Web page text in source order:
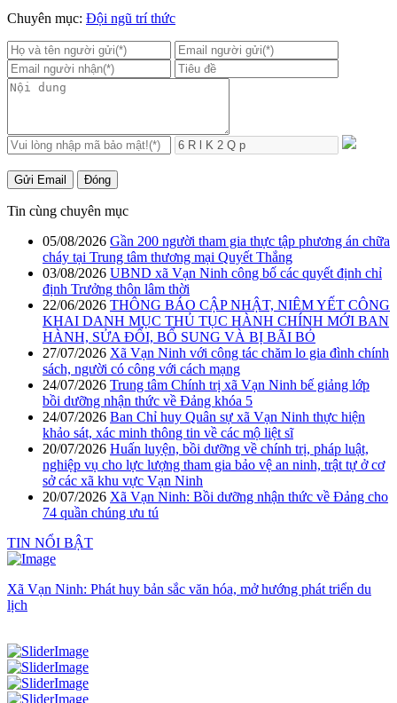
Chuyên mục: Đội ngũ trí thức
Gửi Email Đóng
Tin cùng chuyên mục
05/08/2026 Gần 200 người tham gia thực tập phương án chữa
cháy tại Trung tâm thương mại Quyết Thắng
03/08/2026 UBND xã Vạn Ninh công bố các quyết định chỉ
định Trưởng thôn lâm thời
22/06/2026 THÔNG BÁO CẬP NHẬT, NIÊM YẾT CÔNG
KHAI DANH MỤC THỦ TỤC HÀNH CHÍNH MỚI BAN
HÀNH, SỬA ĐỔI, BỔ SUNG VÀ BỊ BÃI BỎ
27/07/2026 Xã Vạn Ninh với công tác chăm lo gia đình chính
sách, người có công với cách mạng
24/07/2026 Trung tâm Chính trị xã Vạn Ninh bế giảng lớp
bồi dưỡng nhận thức về Đảng khóa 5
24/07/2026 Ban Chỉ huy Quân sự xã Vạn Ninh thực hiện
khảo sát, xác minh thông tin về các mộ liệt sĩ
20/07/2026 Huấn luyện, bồi dưỡng về chính trị, pháp luật,
nghiệp vụ cho lực lượng tham gia bảo vệ an ninh, trật tự ở cơ
sở các xã khu vực Vạn Ninh
20/07/2026 Xã Vạn Ninh: Bồi dưỡng nhận thức về Đảng cho
74 quần chúng ưu tú
TIN NỔI BẬT
Xã Vạn Ninh: Phát huy bản sắc văn hóa, mở hướng phát triển du
lịch